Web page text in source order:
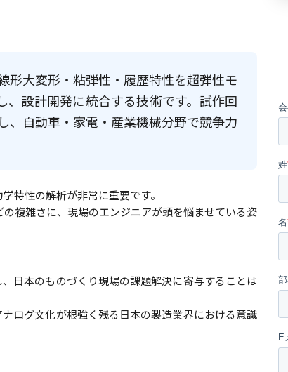
形大変形・粘弾性・履歴特性を超弾性モ
設計開発に統合する技術です。試作回
、自動車・家電・産業機械分野で競争力
特性の解析が非常に重要です。
複雑さに、現場のエンジニアが頭を悩ませている姿
日本のものづくり現場の課題解決に寄与することは
ログ文化が根強く残る日本の製造業界における意識